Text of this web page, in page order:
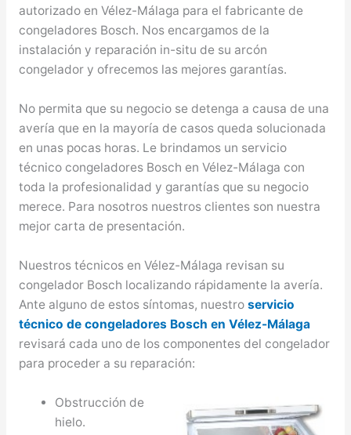
autorizado en Vélez-Málaga para el fabricante de
congeladores Bosch. Nos encargamos de la
instalación y reparación in-situ de su arcón
congelador y ofrecemos las mejores garantías.
No permita que su negocio se detenga a causa de una
avería que en la mayoría de casos queda solucionada
en unas pocas horas. Le brindamos un servicio
técnico congeladores Bosch en Vélez-Málaga con
toda la profesionalidad y garantías que su negocio
merece. Para nosotros nuestros clientes son nuestra
mejor carta de presentación.
Nuestros técnicos en Vélez-Málaga revisan su
congelador Bosch localizando rápidamente la avería.
Ante alguno de estos síntomas, nuestro servicio
técnico de congeladores Bosch en Vélez-Málaga
revisará cada uno de los componentes del congelador
para proceder a su reparación:
Obstrucción de
hielo.